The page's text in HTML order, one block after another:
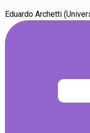
Eduardo Archetti